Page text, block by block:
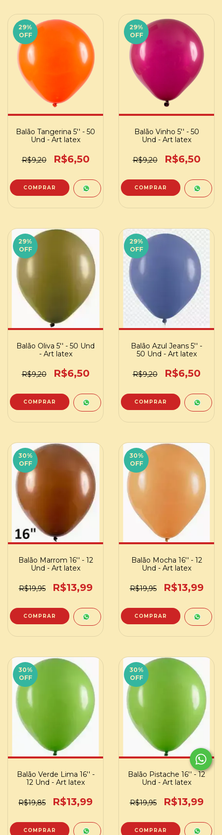
29%
OFF
Balão Tangerina 5'' - 50
Und - Art latex
R$9,20 R$6,50
29%
OFF
Balão Vinho 5'' - 50
Und - Art latex
R$9,20 R$6,50
29%
OFF
Balão Oliva 5'' - 50 Und
- Art latex
R$9,20 R$6,50
29%
OFF
Balão Azul Jeans 5'' -
50 Und - Art latex
R$9,20 R$6,50
30%
OFF
Balão Marrom 16'' - 12
Und - Art latex
R$19,95 R$13,99
30%
OFF
Balão Mocha 16'' - 12
Und - Art latex
R$19,95 R$13,99
30%
OFF
Balão Verde Lima 16'' -
12 Und - Art latex
R$19,85 R$13,99
30%
OFF
Balão Pistache 16'' - 12
Und - Art latex
R$19,95 R$13,99